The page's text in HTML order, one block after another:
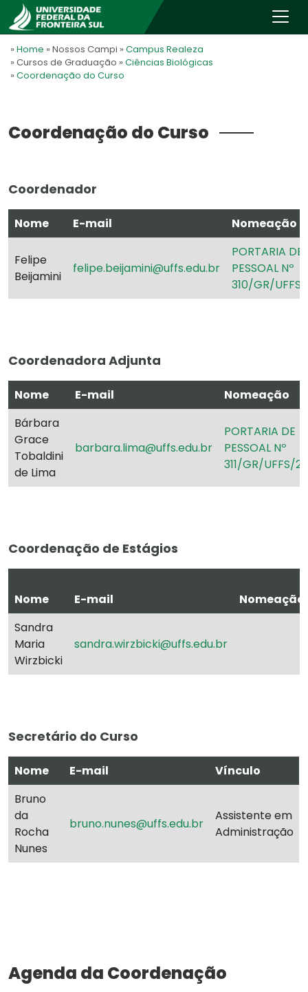
» Home » Nossos Campi » Campus Realeza
» Cursos de Graduação » Ciências Biológicas
» Coordenação do Curso
Coordenação do Curso
Coordenador
Nome E-mail Nomeação
Felipe
Beijamini
felipe.beijamini@uffs.edu.br
PORTARIA DE
PESSOAL Nº
310/GR/
Coordenadora Adjunta
Nome E-mail
Nomeação
Bárbara
Grace
Tobaldini
de Lima
barbara.lima@uffs.edu.br
PORTARIA DE
PESSOAL Nº
311/GR/UFFS/
Coordenação de Estágios
Nome E-mail
Nomeação
Sandra
Maria
Wirzbicki
sandra.wirzbicki@uffs.edu.br
Secretário do Curso
Nome E-mail
Vínculo
Bruno
da
Rocha
Nunes
bruno.nunes@uffs.edu.br
Assistente em
Administração
Agenda da Coordenação